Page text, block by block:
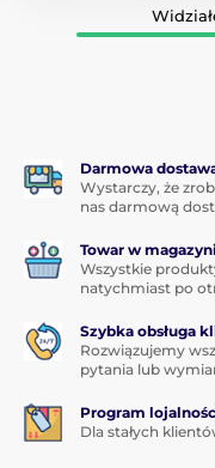
Darmowa
Wystarczy, że
nas darmową
Towar w
Wszystkie
natychmiast po
Szybka obsługa
Rozwiązujemy
pytania lub
Program
Dla stałych